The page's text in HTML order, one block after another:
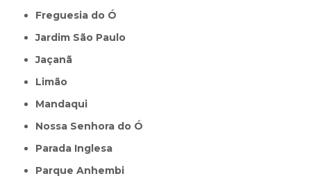
Freguesia do Ó
Jardim São Paulo
Jaçanã
Limão
Mandaqui
Nossa Senhora do Ó
Parada Inglesa
Parque Anhembi